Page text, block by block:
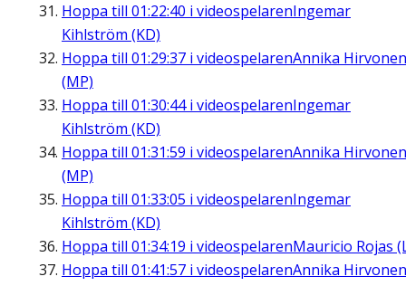
Hoppa till 01:22:40 i videospelarenIngemar
Kihlström (KD)
Hoppa till 01:29:37 i videospelarenAnnika Hirvonen
(MP)
Hoppa till 01:30:44i videospelarenIngemar
Kihlström (KD)
Hoppa till 01:31:59 i videospelarenAnnika Hirvonen
(MP)
Hoppa till 01:33:05 i videospelarenIngemar
Kihlström (KD)
Hoppa till 01:34:19 i videospelarenMauricio Rojas
Hoppa till 01:41:57 i videospelarenAnnika Hirvonen